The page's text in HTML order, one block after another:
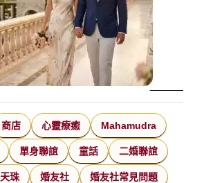
商店 心靈療癒 Mahamudra
單身聯誼 童話 二婚聯誼
天珠 婚友社 婚友社常見問題